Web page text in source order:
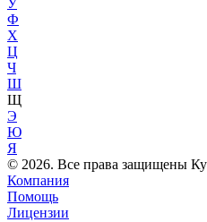
У
Ф
Х
Ц
Ч
Ш
Щ
Э
Ю
Я
© 2026. Все права защищены
Компания
Помощь
Лицензии